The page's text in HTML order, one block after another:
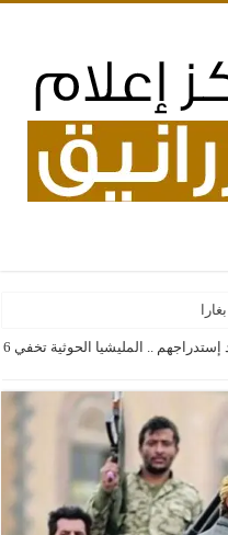
بغارات جوية سعودية عل
#الحديدة: بعد إستدراجهم .. المليشيا الحوثية تخفي 6